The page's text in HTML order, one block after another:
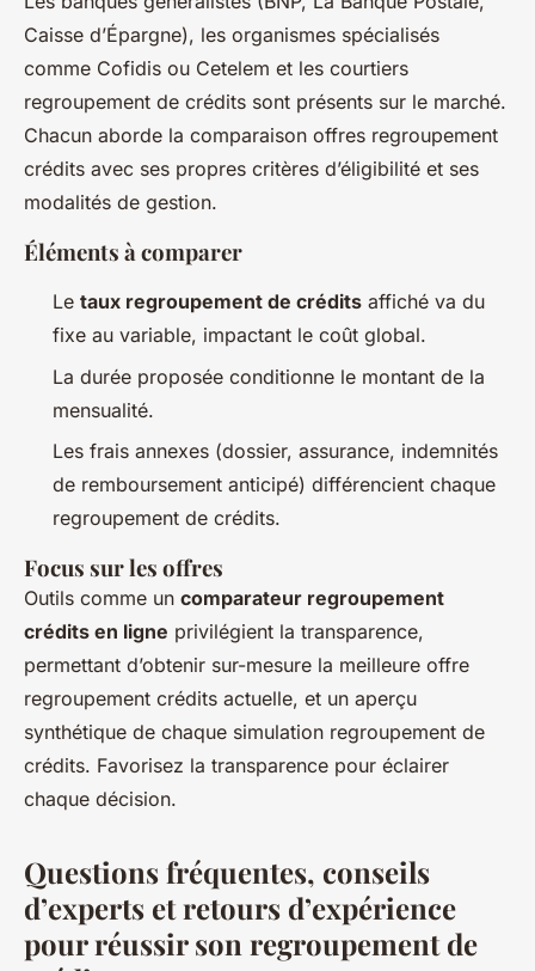
Caisse d’Épargne), les organismes spécialisés
comme Cofidis ou Cetelem et les courtiers
regroupement de crédits sont présents sur le marché.
Chacun aborde la comparaison offres regroupement
crédits avec ses propres critères d’éligibilité et ses
modalités de gestion.
Éléments à comparer
Le taux regroupement de crédits affiché va du
fixe au variable, impactant le coût global.
La durée proposée conditionne le montant de la
mensualité.
Les frais annexes (dossier, assurance, indemnités
de remboursement anticipé) différencient chaque
regroupement de crédits.
Focus sur les offres
Outils comme un comparateur regroupement
crédits en ligne privilégient la transparence,
permettant d’obtenir sur-mesure la meilleure offre
regroupement crédits actuelle, et un aperçu
synthétique de chaque simulation regroupement de
crédits. Favorisez la transparence pour éclairer
chaque décision.
Questions fréquentes, conseils
d’experts et retours d’expérience
pour réussir son regroupement de